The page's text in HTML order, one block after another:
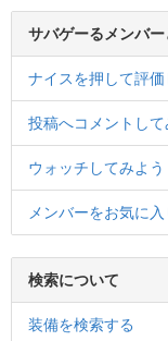
サバゲーるメンバー
ナイスを押して評価
投稿へコメントして
ウォッチしてみよう
メンバーをお気に
検索について
装備を検索する